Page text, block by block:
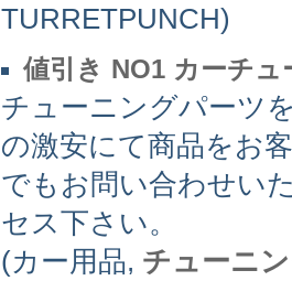
TURRETPUNCH)
値引き NO1 カーチ
チューニングパーツ
の激安にて商品をお
でもお問い合わせい
セス下さい。
(カー用品, チューニ